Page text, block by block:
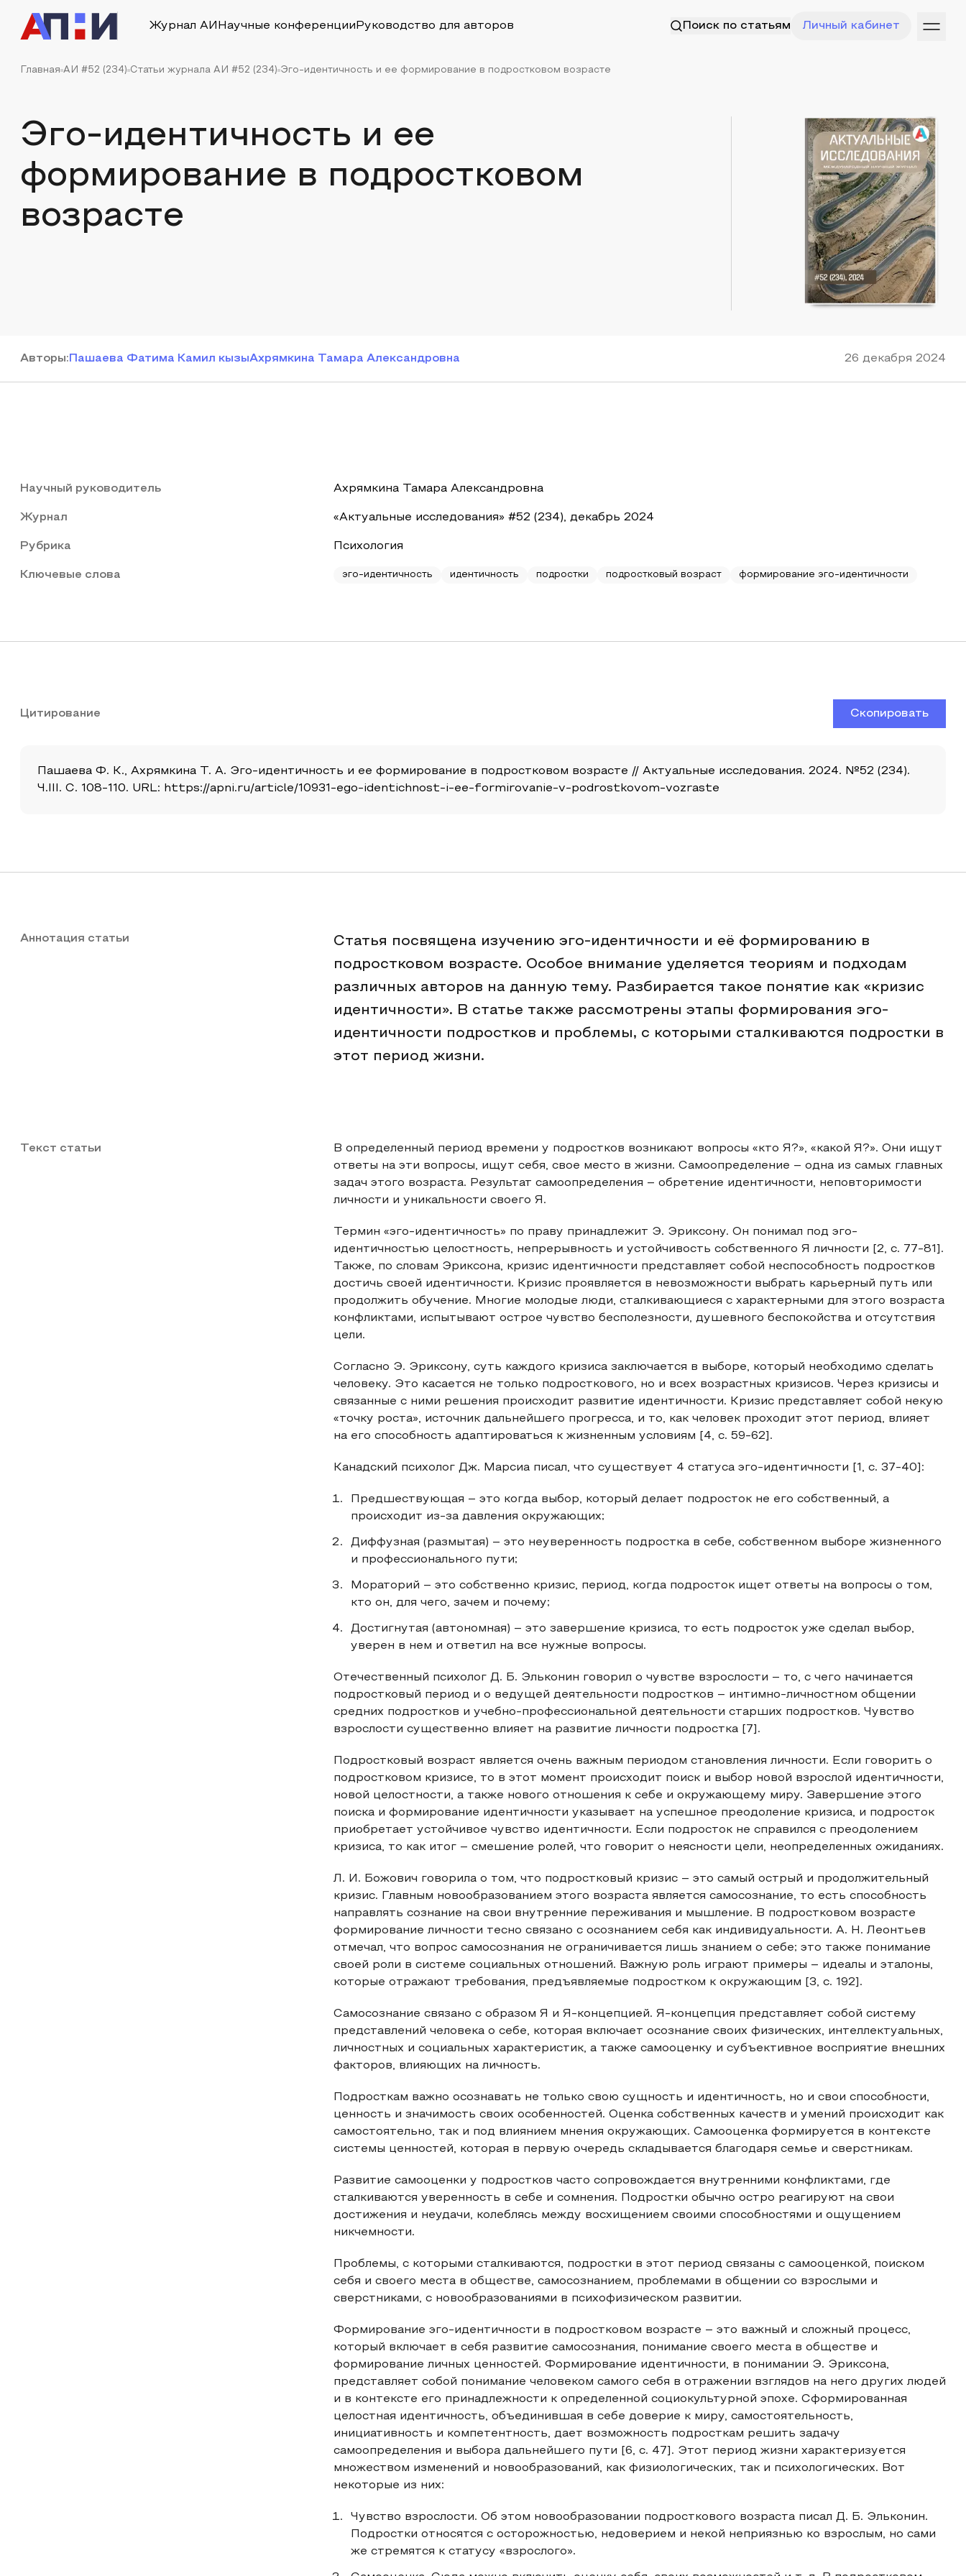
Журнал АИ Научные конференции Руководство для авторов Поиск по статьям Личный кабинет
Главная АИ #52 (234) Статьи журнала АИ #52 (234) Эго-идентичность и ее формирование в подростковом возрасте
Эго-идентичность и ее
формирование в подростковом
возрасте
Авторы: Пашаева Фатима Камил кызыАхрямкина Тамара Александровна 26 декабря 2024
Научный руководитель Ахрямкина Тамара Александровна
Журнал «Актуальные исследования» #52 (234), декабрь 2024
Рубрика Психология
Ключевые слова эго-идентичность идентичность подростки подростковый возраст формирование эго-идентичности
Цитирование Скопировать
Пашаева Ф. К., Ахрямкина Т. А. Эго-идентичность и ее формирование в подростковом возрасте // Актуальные исследования. 2024. №52 (234).
Ч.III. С. 108-110. URL: https://apni.ru/article/10931-ego-identichnost-i-ee-formirovanie-v-podrostkovom-vozraste
Аннотация статьи
Статья посвящена изучению эго-идентичности и её формированию в
подростковом возрасте. Особое внимание уделяется теориям и подходам
различных авторов на данную тему. Разбирается такое понятие как «кризис
идентичности». В статье также рассмотрены этапы формирования эго-
идентичности подростков и проблемы, с которыми сталкиваются подростки в
этот период жизни.
Текст статьи
В определенный период времени у подростков возникают вопросы «кто Я?», «какой Я?». Они ищут
ответы на эти вопросы, ищут себя, свое место в жизни. Самоопределение – одна из самых главных
задач этого возраста. Результат самоопределения – обретение идентичности, неповторимости
личности и уникальности своего Я.
Термин «эго-идентичность» по праву принадлежит Э. Эриксону. Он понимал под эго-
идентичностью целостность, непрерывность и устойчивость собственного Я личности [2, с. 77-81].
Также, по словам Эриксона, кризис идентичности представляет собой неспособность подростков
достичь своей идентичности. Кризис проявляется в невозможности выбрать карьерный путь или
продолжить обучение. Многие молодые люди, сталкивающиеся с характерными для этого возраста
конфликтами, испытывают острое чувство бесполезности, душевного беспокойства и отсутствия
цели.
Согласно Э. Эриксону, суть каждого кризиса заключается в выборе, который необходимо сделать
человеку. Это касается не только подросткового, но и всех возрастных кризисов. Через кризисы и
связанные с ними решения происходит развитие идентичности. Кризис представляет собой некую
«точку роста», источник дальнейшего прогресса, и то, как человек проходит этот период, влияет
на его способность адаптироваться к жизненным условиям [4, с. 59-62].
Канадский психолог Дж. Марсиа писал, что существует 4 статуса эго-идентичности [1, с. 37-40]:
Предшествующая – это когда выбор, который делает подросток не его собственный, а
происходит из-за давления окружающих;
Диффузная (размытая) – это неуверенность подростка в себе, собственном выборе жизненного
и профессионального пути;
Мораторий – это собственно кризис, период, когда подросток ищет ответы на вопросы о том,
кто он, для чего, зачем и почему;
Достигнутая (автономная) – это завершение кризиса, то есть подросток уже сделал выбор,
уверен в нем и ответил на все нужные вопросы.
Отечественный психолог Д. Б. Эльконин говорил о чувстве взрослости – то, с чего начинается
подростковый период и о ведущей деятельности подростков – интимно-личностном общении
средних подростков и учебно-профессиональной деятельности старших подростков. Чувство
взрослости существенно влияет на развитие личности подростка [7].
Подростковый возраст является очень важным периодом становления личности. Если говорить о
подростковом кризисе, то в этот момент происходит поиск и выбор новой взрослой идентичности,
новой целостности, а также нового отношения к себе и окружающему миру. Завершение этого
поиска и формирование идентичности указывает на успешное преодоление кризиса, и подросток
приобретает устойчивое чувство идентичности. Если подросток не справился с преодолением
кризиса, то как итог – смешение ролей, что говорит о неясности цели, неопределенных ожиданиях.
Л. И. Божович говорила о том, что подростковый кризис – это самый острый и продолжительный
кризис. Главным новообразованием этого возраста является самосознание, то есть способность
направлять сознание на свои внутренние переживания и мышление. В подростковом возрасте
формирование личности тесно связано с осознанием себя как индивидуальности. А. Н. Леонтьев
отмечал, что вопрос самосознания не ограничивается лишь знанием о себе; это также понимание
своей роли в системе социальных отношений. Важную роль играют примеры – идеалы и эталоны,
которые отражают требования, предъявляемые подростком к окружающим [3, с. 192].
Самосознание связано с образом Я и Я-концепцией. Я-концепция представляет собой систему
представлений человека о себе, которая включает осознание своих физических, интеллектуальных,
личностных и социальных характеристик, а также самооценку и субъективное восприятие внешних
факторов, влияющих на личность.
Подросткам важно осознавать не только свою сущность и идентичность, но и свои способности,
ценность и значимость своих особенностей. Оценка собственных качеств и умений происходит как
самостоятельно, так и под влиянием мнения окружающих. Самооценка формируется в контексте
системы ценностей, которая в первую очередь складывается благодаря семье и сверстникам.
Развитие самооценки у подростков часто сопровождается внутренними конфликтами, где
сталкиваются уверенность в себе и сомнения. Подростки обычно остро реагируют на свои
достижения и неудачи, колеблясь между восхищением своими способностями и ощущением
никчемности.
Проблемы, с которыми сталкиваются, подростки в этот период связаны с самооценкой, поиском
себя и своего места в обществе, самосознанием, проблемами в общении со взрослыми и
сверстниками, с новообразованиями в психофизическом развитии.
Формирование эго-идентичности в подростковом возрасте – это важный и сложный процесс,
который включает в себя развитие самосознания, понимание своего места в обществе и
формирование личных ценностей. Формирование идентичности, в понимании Э. Эриксона,
представляет собой понимание человеком самого себя в отражении взглядов на него других людей
и в контексте его принадлежности к определенной социокультурной эпохе. Сформированная
целостная идентичность, объединившая в себе доверие к миру, самостоятельность,
инициативность и компетентность, дает возможность подросткам решить задачу
самоопределения и выбора дальнейшего пути [6, с. 47]. Этот период жизни характеризуется
множеством изменений и новообразований, как физиологических, так и психологических. Вот
некоторые из них:
Чувство взрослости. Об этом новообразовании подросткового возраста писал Д. Б. Эльконин.
Подростки относятся с осторожностью, недоверием и некой неприязнью ко взрослым, но сами
же стремятся к статусу «взрослого».